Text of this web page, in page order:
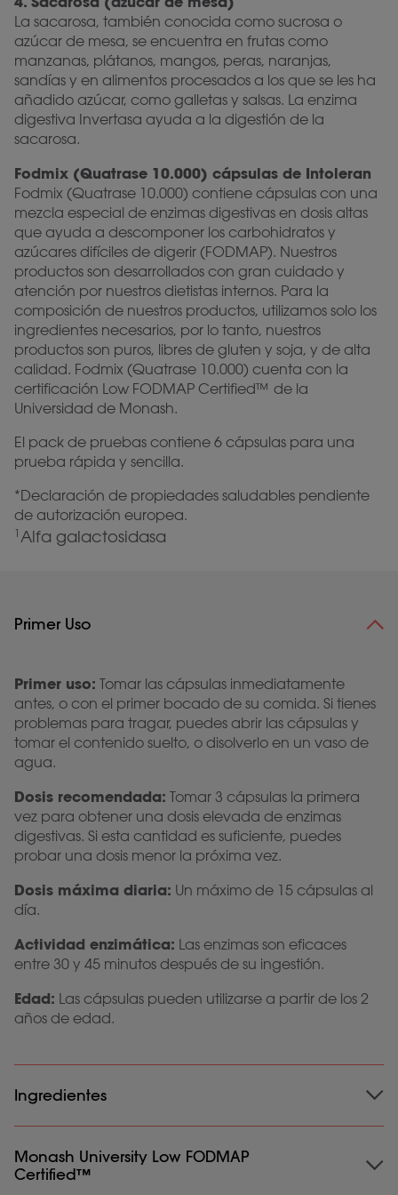
La sacarosa, también conocida como sucrosa o
azúcar de mesa, se encuentra en frutas como
manzanas, plátanos, mangos, peras, naranjas,
sandías y en alimentos procesados ​​a los que se les ha
añadido azúcar, como galletas y salsas. La enzima
digestiva Invertasa ayuda a la digestión de la
sacarosa.
Fodmix (Quatrase 10.000) cápsulas de Intoleran
Fodmix (Quatrase 10.000) contiene cápsulas con una
mezcla especial de enzimas digestivas en dosis altas
que ayuda a descomponer los carbohidratos y
azúcares difíciles de digerir (FODMAP). Nuestros
productos son desarrollados con gran cuidado y
atención por nuestros dietistas internos. Para la
composición de nuestros productos, utilizamos solo los
ingredientes necesarios, por lo tanto, nuestros
productos son puros, libres de gluten y soja, y de alta
calidad. Fodmix (Quatrase 10.000) cuenta con la
certificación Low FODMAP Certified™ de la
Universidad de Monash.
El pack de pruebas contiene 6 cápsulas para una
prueba rápida y sencilla.
*Declaración de propiedades saludables pendiente
de autorización europea.
1 Alfa galactosidasa
Primer Uso
Primer uso: Tomar las cápsulas inmediatamente
antes, o con el primer bocado de su comida. Si tienes
problemas para tragar, puedes abrir las cápsulas y
tomar el contenido suelto, o disolverlo en un vaso de
agua.
Dosis recomendada: Tomar 3 cápsulas la primera
vez para obtener una dosis elevada de enzimas
digestivas. Si esta cantidad es suficiente, puedes
probar una dosis menor la próxima vez.
Dosis máxima diaria: Un máximo de 15 cápsulas al
día.
Actividad enzimática: Las enzimas son eficaces
entre 30 y 45 minutos después de su ingestión.
Edad: Las cápsulas pueden utilizarse a partir de los 2
años de edad.
Ingredientes
Ingredientes: Alfa Galactosidasa (1200 u); Xilosa
isomerasa (7500 u); HPMC (cápsula); Lactasa (10.000
Monash University Low FODMAP
Certified™